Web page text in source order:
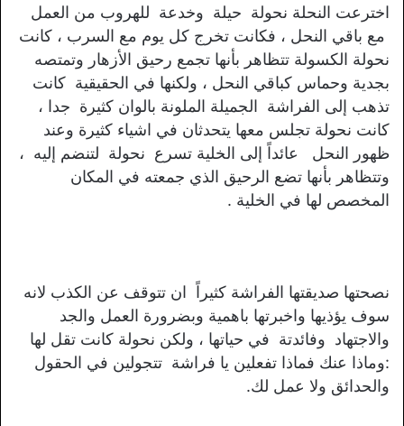
اخترعت النحلة نحولة حيلة وخدعة للهروب من العمل
مع باقي النحل ، فكانت تخرج كل يوم مع السرب ، كانت
نحولة الكسولة تتظاهر بأنها تجمع رحيق الأزهار وتمتصه
بجدية وحماس كباقي النحل ، ولكنها في الحقيقية كانت
تذهب إلى الفراشة الجميلة الملونة بالوان كثيرة جدا ،
كانت نحولة تجلس معها يتحدثان في اشياء كثيرة وعند
ظهور النحل عائداً إلى الخلية تسرع نحولة لتنضم إليه ،
وتتظاهر بأنها تضع الرحيق الذي جمعته في المكان
المخصص لها في الخلية .
نصحتها صديقتها الفراشة كثيراً ان تتوقف عن الكذب لانه
سوف يؤذيها واخبرتها باهمية وبضرورة العمل والجد
والاجتهاد وفائدتة في حياتها ، ولكن نحولة كانت تقل لها
:وماذا عنك فماذا تفعلين يا فراشة تتجولين في الحقول
والحدائق ولا عمل لك.